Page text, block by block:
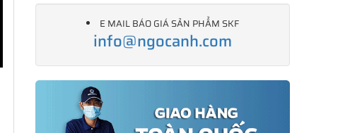
E MAIL BÁO GIÁ SẢN PHẨM SKF
info@ngocanh.com